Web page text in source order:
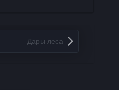
Дары леса